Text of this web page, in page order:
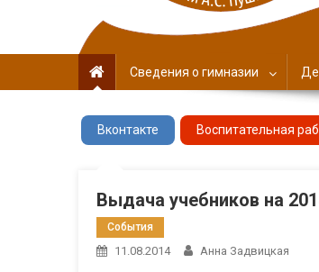
Сведения о гимназии
Вконтакте Воспитательная
Выдача учебников на
События
11.08.2014 Анна Задвицкая